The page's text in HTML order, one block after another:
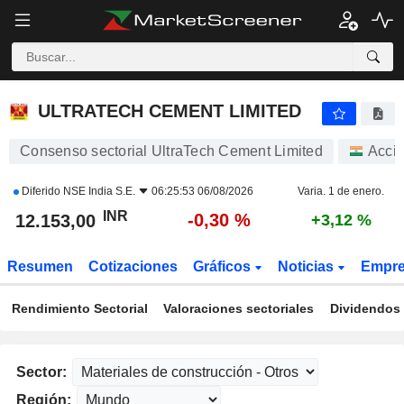
ULTRATECH CEMENT LIMITED -0,30 %
ULTRATECH CEMENT LIMITED
Consenso sectorial UltraTech Cement Limited
Diferido NSE India S.E. 06:25:53 06/08/2026 Varia. 1 de enero.
12.153,00 INR -0,30 % +3,12 %
Resumen Cotizaciones Gráficos Noticias
Rendimiento Sectorial Valoraciones sectoriales
Sector:
Región: